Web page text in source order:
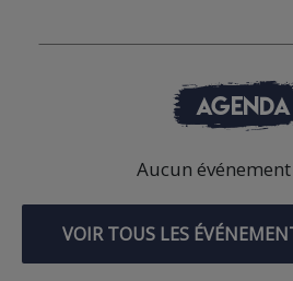
AGENDA
Aucun
VOIR TOUS LES